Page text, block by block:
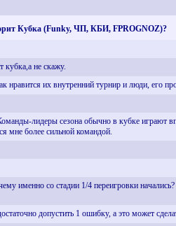
Кубка (Funky, ЧП, КБИ, FPROGNOZ)?
не скажу.
их внутренний турнир и люди, его
лидеры сезона обычно в кубке играют
мне более сильной командой.
со стадии 1/4 переигровки
допустить 1 ошибку, а это может